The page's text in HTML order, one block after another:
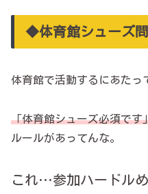
◆体育館シューズ
体育館で活動するにあたっ
「体育館シューズ必須です
ルールがあってんな。
これ…参加ハードル